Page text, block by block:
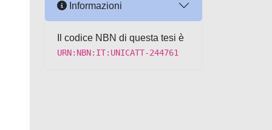
Informazioni
Il codice NBN di questa tesi è
URN:NBN:IT:UNICATT-244761